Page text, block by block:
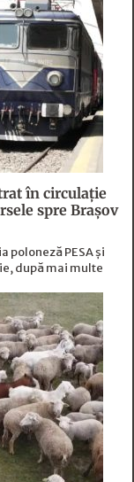
în circulație
spre Brașov
poloneză PESA și
după mai multe